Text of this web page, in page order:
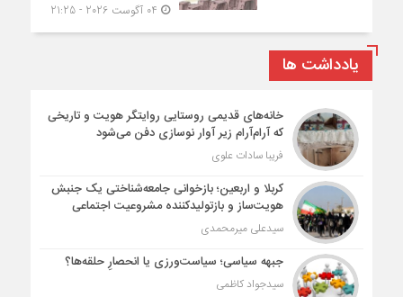
یادداشت ها
خانه‌های قدیمی روستایی روایتگر هویت و تاریخی
که آرام‌آرام زیر آوار نوسازی دفن می‌شود
فریبا سادات علوی
کربلا و اربعین؛ بازخوانی جامعه‌شناختی یک جنبش
هویت‌ساز و بازتولیدکننده مشروعیت اجتماعی
سیدعلی میرمحمدی
جبهه سیاسی؛ سیاست‌ورزی یا انحصارِ حلقه‌ها؟
سیدجواد کاظمی